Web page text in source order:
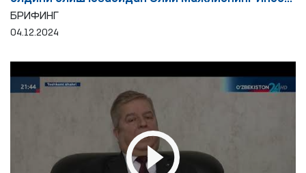
ҳуқуқлари бўйича вакили (омбудсман)
томонидан 2024 йилнинг ўн ойида амалга
БРИФИНГ
04.12.2024